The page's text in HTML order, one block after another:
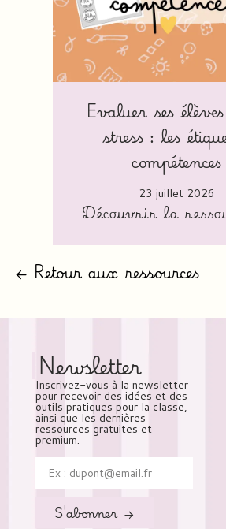
Evaluer ses
stress : les
compétences
23 juillet 2026
Découvrir la
← Retour aux ressources
Newsletter
Inscrivez-vous à la newsletter
pour recevoir des idées et des
outils pratiques pour la classe,
ainsi que les dernières
ressources gratuites et
premium.
S'abonner →